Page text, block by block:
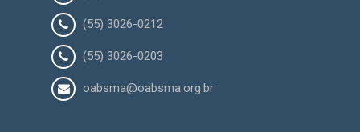
(55) 3026-0212
(55) 3026-0203
oabsma@oabsma.org.br